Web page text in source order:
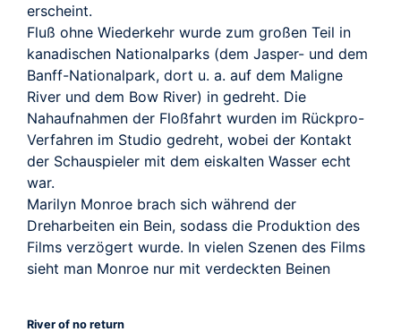
erscheint.
Fluß ohne Wiederkehr wurde zum großen Teil in
kanadischen Nationalparks (dem Jasper- und dem
Banff-Nationalpark, dort u. a. auf dem Maligne
River und dem Bow River) in gedreht. Die
Nahaufnahmen der Floßfahrt wurden im Rückpro-
Verfahren im Studio gedreht, wobei der Kontakt
der Schauspieler mit dem eiskalten Wasser echt
war.
Marilyn Monroe brach sich während der
Dreharbeiten ein Bein, sodass die Produktion des
Films verzögert wurde. In vielen Szenen des Films
sieht man Monroe nur mit verdeckten Beinen
River of no return